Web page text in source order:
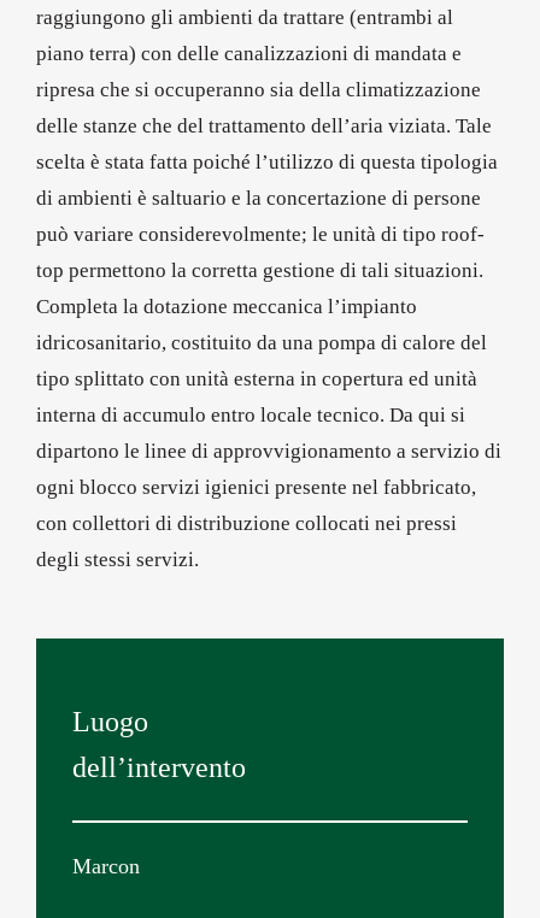
raggiungono gli ambienti da trattare (entrambi al
piano terra) con delle canalizzazioni di mandata e
ripresa che si occuperanno sia della climatizzazione
delle stanze che del trattamento dell’aria viziata. Tale
scelta è stata fatta poiché l’utilizzo di questa tipologia
di ambienti è saltuario e la concertazione di persone
può variare considerevolmente; le unità di tipo roof-
top permettono la corretta gestione di tali situazioni.
Completa la dotazione meccanica l’impianto
idricosanitario, costituito da una pompa di calore del
tipo splittato con unità esterna in copertura ed unità
interna di accumulo entro locale tecnico. Da qui si
dipartono le linee di approvvigionamento a servizio di
ogni blocco servizi igienici presente nel fabbricato,
con collettori di distribuzione collocati nei pressi
degli stessi servizi.
Luogo
dell’intervento
Marcon